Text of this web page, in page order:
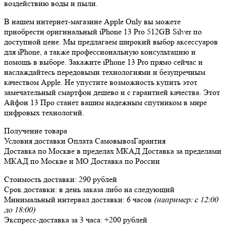
воздействию воды и пыли.
В нашем интернет-магазине Apple Only вы можете
приобрести оригинальный iPhone 13 Pro 512GB Silver по
доступной цене. Мы предлагаем широкий выбор аксессуаров
для iPhone, а также профессиональную консультацию и
помощь в выборе. Закажите iPhone 13 Pro прямо сейчас и
наслаждайтесь передовыми технологиями и безупречным
качеством Apple. Не упустите возможность купить этот
замечательный смартфон дешево и с гарантией качества. Этот
Айфон 13 Про станет вашим надежным спутником в мире
цифровых технологий.
Получение товара
Условия доставки Оплата СамовывозГарантия
Доставка по Москве в пределах МКАД Доставка за пределами
МКАД по Москве и МО Доставка по России
Стоимость доставки: 290 рублей
Срок доставки: в день заказа либо на следующий
Минимальный интервал доставки: 6 часов (например: с 12:00
до 18:00)
Экспресс-доставка за 3 часа: +200 рублей